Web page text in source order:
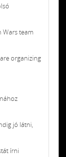
Wars team
organizing
jó látni,
írni